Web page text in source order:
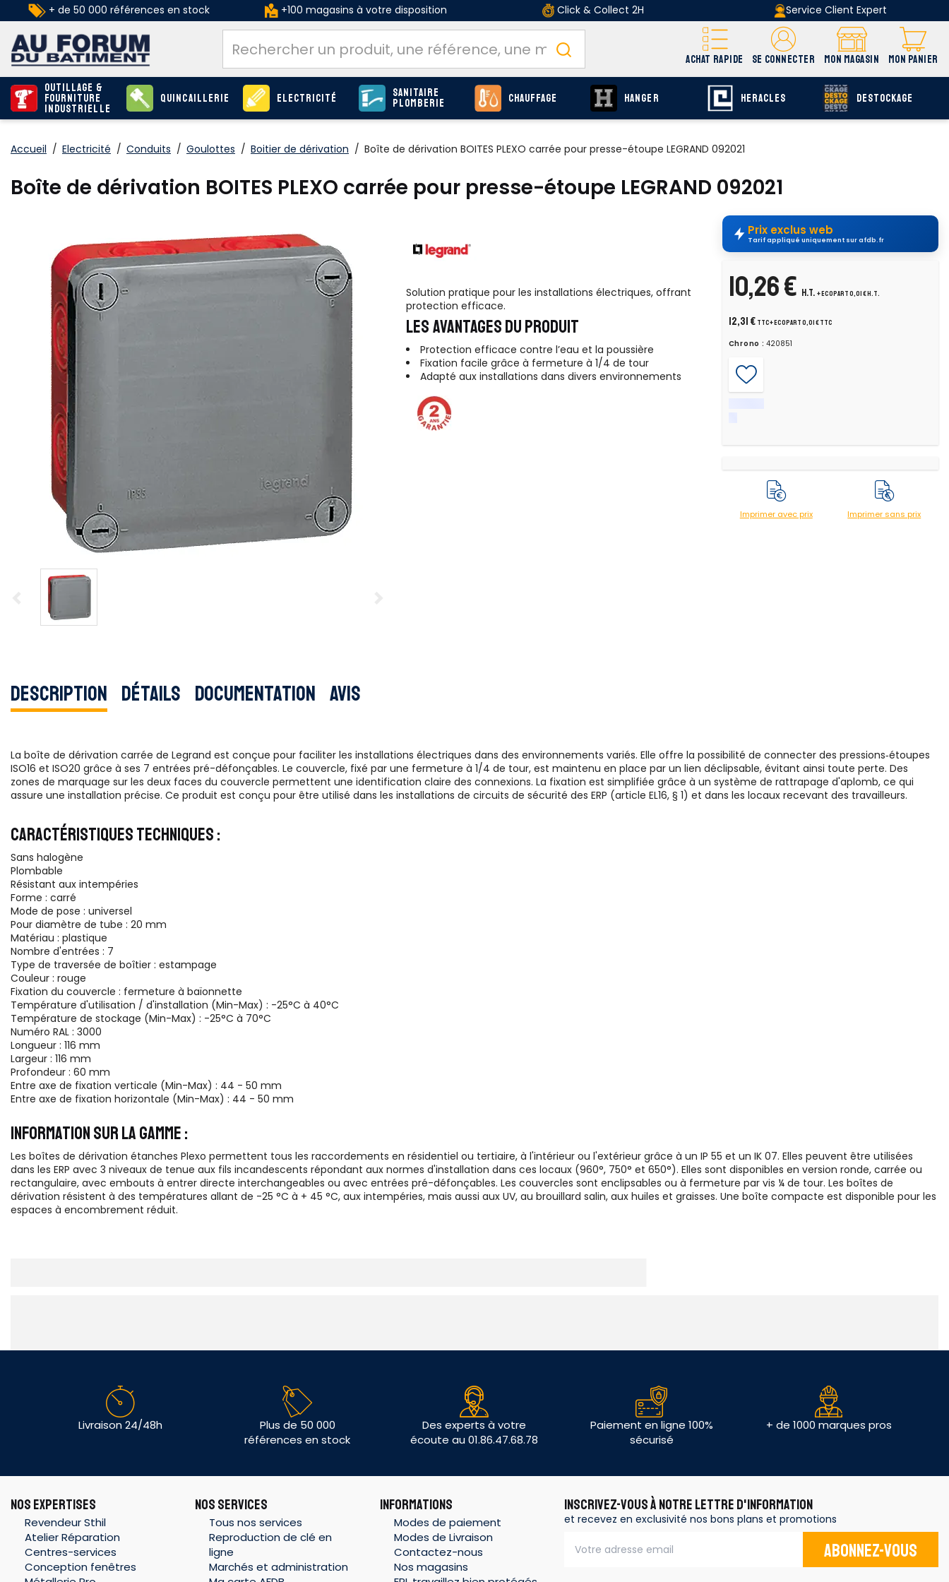
+ de 50 000 références en stock +100 magasins à votre disposition Click & Collect 2H Service Client Expert
ACHAT RAPIDE SE CONNECTER MON MAGASIN MON PANIER
Outillage &
Fourniture
industrielle
Quincaillerie Electricité Sanitaire
Plomberie Chauffage HANGER HERACLES DESTOCKAGE
Accueil / Electricité / Conduits / Goulottes / Boitier de dérivation / Boîte de dérivation BOITES PLEXO carrée pour presse-étoupe LEGRAND 092021
Boîte de dérivation BOITES PLEXO carrée pour presse-étoupe LEGRAND 092021
Solution pratique pour les installations électriques, offrant
protection efficace.
LES AVANTAGES DU PRODUIT
Protection efficace contre l’eau et la poussière
Fixation facile grâce à fermeture à 1/4 de tour
Adapté aux installations dans divers environnements
Prix exclus web
Tarif appliqué uniquement sur afdb.fr
10,26 € H.T. + ecopart 0,01 € H.T.
12,31 € TTC+ ecopart 0,01 € TTC
Chrono : 420851
Imprimer avec prix Imprimer sans prix
Description Détails Documentation Avis
La boîte de dérivation carrée de Legrand est conçue pour faciliter les installations électriques dans des environnements variés. Elle offre la possibilité de connecter des pressions‑étoupes
ISO16 et ISO20 grâce à ses 7 entrées pré-défonçables. Le couvercle, fixé par une fermeture à 1/4 de tour, est maintenu en place par un lien déclipsable, évitant ainsi toute perte. Des
zones de marquage sur les deux faces du couvercle permettent une identification claire des connexions. La fixation est simplifiée grâce à un système de rattrapage d'aplomb, ce qui
assure une installation précise. Ce produit est conçu pour être utilisé dans les installations de circuits de sécurité des ERP (article EL16, § 1) et dans les locaux recevant des travailleurs.
CARACTÉRISTIQUES TECHNIQUES :
Sans halogène
Plombable
Résistant aux intempéries
Forme : carré
Mode de pose : universel
Pour diamètre de tube : 20 mm
Matériau : plastique
Nombre d'entrées : 7
Type de traversée de boîtier : estampage
Couleur : rouge
Fixation du couvercle : fermeture à baïonnette
Température d'utilisation / d'installation (Min-Max) : -25°C à 40°C
Température de stockage (Min-Max) : -25°C à 70°C
Numéro RAL : 3000
Longueur : 116 mm
Largeur : 116 mm
Profondeur : 60 mm
Entre axe de fixation verticale (Min-Max) : 44 - 50 mm
Entre axe de fixation horizontale (Min-Max) : 44 - 50 mm
INFORMATION SUR LA GAMME :
Les boîtes de dérivation étanches Plexo permettent tous les raccordements en résidentiel ou tertiaire, à l'intérieur ou l'extérieur grâce à un IP 55 et un IK 07. Elles peuvent être utilisées
dans les ERP avec 3 niveaux de tenue aux fils incandescents répondant aux normes d'installation dans ces locaux (960°, 750° et 650°). Elles sont disponibles en version ronde, carrée ou
rectangulaire, avec embouts à entrer directe interchangeables ou avec entrées pré-défonçables. Les couvercles sont enclipsables ou à fermeture par vis ¼ de tour. Les boîtes de
dérivation résistent à des températures allant de -25 °C à + 45 °C, aux intempéries, mais aussi aux UV, au brouillard salin, aux huiles et graisses. Une boîte compacte est disponible pour les
espaces à encombrement réduit.
Livraison 24/48h
Plus de 50 000
références en stock
Des experts à votre
écoute au 01.86.47.68.78
Paiement en ligne 100%
sécurisé
+ de 1000 marques pros
NOS EXPERTISES
Revendeur Sthil
Atelier Réparation
Centres-services
Conception fenêtres
NOS SERVICES
Tous nos services
Reproduction de clé en
ligne
Marchés et administration
INFORMATIONS
Modes de paiement
Modes de Livraison
Contactez-nous
Nos magasins
INSCRIVEZ-VOUS À NOTRE LETTRE D'INFORMATION
et recevez en exclusivité nos bons plans et promotions
Abonnez-vous